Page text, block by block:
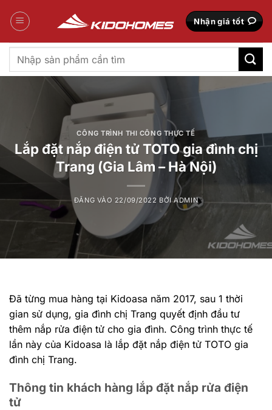
qua
Nhận giá tốt
Tìm
kiếm:
CÔNG TRÌNH THI CÔNG THỰC TẾ
Lắp đặt nắp điện tử TOTO gia đình chị
Trang (Gia Lâm – Hà Nội)
ĐĂNG VÀO 22/09/2022 BỞIADMIN
Đã từng mua hàng tại Kidoasa năm 2017, sau 1 thời
gian sử dụng, gia đình chị Trang quyết định đầu tư
thêm nắp rửa điện tử cho gia đình. Công trình thực tế
lần này của Kidoasa là lắp đặt nắp điện tử TOTO gia
đình chị Trang.
Thông tin khách hàng lắp đặt nắp rửa điện
tử